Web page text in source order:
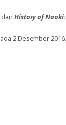
dan History of Naoki:
2 Desember 2016.